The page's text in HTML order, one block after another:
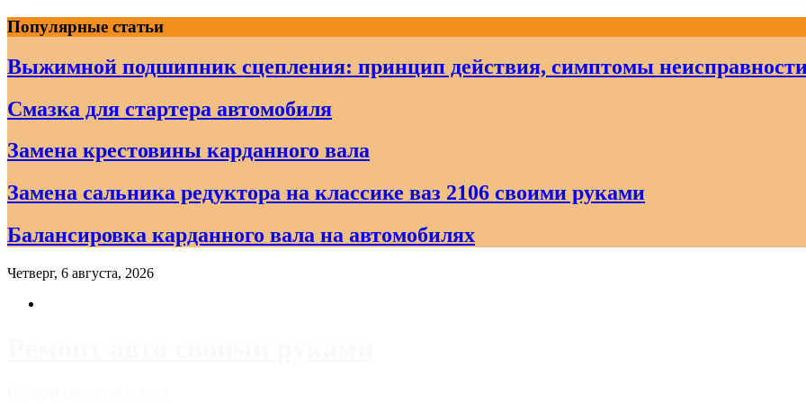
Skip
to
content
Популярные статьи
Выжимной подшипник сцепления: принцип действия, симптомы
Смазка для стартера автомобиля
Замена крестовины карданного вала
Замена сальника редуктора на классике ваз 2106 своими руками
Балансировка карданного вала на автомобилях
Четверг, 6 августа, 2026